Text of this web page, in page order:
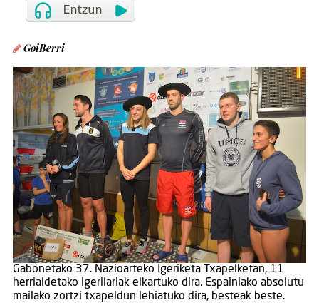
GoiBerri
Gabonetako 37. Nazioarteko Igeriketa Txapelketan, 11
herrialdetako igerilariak elkartuko dira. Espainiako absolutu
mailako zortzi txapeldun lehiatuko dira, besteak beste.